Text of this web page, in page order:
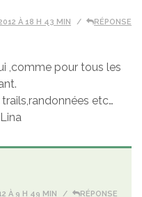
À 18 H 43 MIN RÉPONSE
,comme pour tous les
etc…
À 9 H 49 MIN RÉPONSE